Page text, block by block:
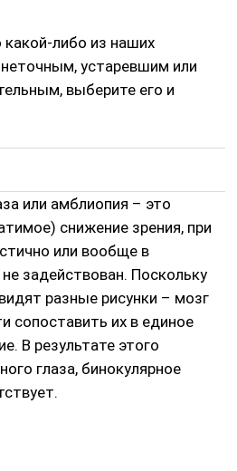
какой-либо из наших
устаревшим или
выберите его и
или амблиопия – это
снижение зрения, при
или вообще в
задействован. Поскольку
разные рисунки – мозг
сопоставить их в единое
В результате этого
глаза, бинокулярное